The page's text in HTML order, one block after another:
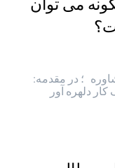
می توان
؛ در مقدمه:
کار دلهره آور